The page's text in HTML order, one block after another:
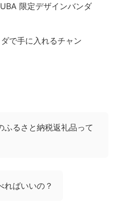
限定デザインバンダ
で手に入れるチャン
ふるさと納税返礼品って
ればいいの？